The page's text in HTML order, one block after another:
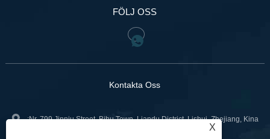
FÖLJ OSS
Kontakta Oss
:Nr. 799 Jinniu Street, Bihu Town, Liandu District, Lishui, Zhejiang, Kina
X